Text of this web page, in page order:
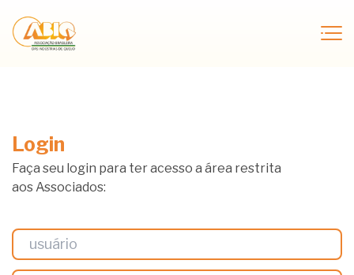
Login
Faça seu login para ter acesso a área restrita
aos Associados: